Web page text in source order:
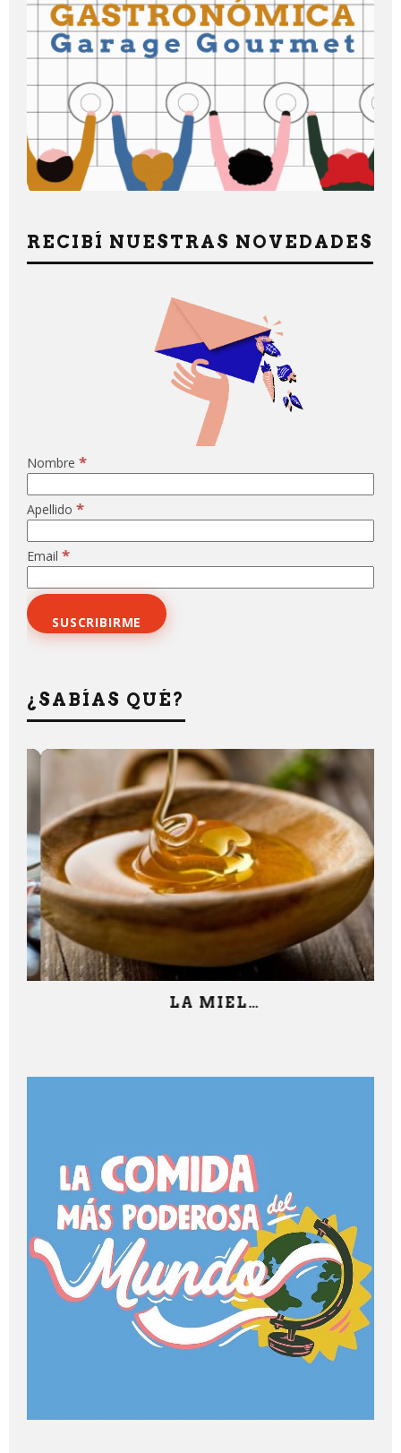
RECIBÍ NUESTRAS NOVEDADES
Nombre *
Apellido *
Email *
¿SABÍAS QUÉ?
LA MIEL…